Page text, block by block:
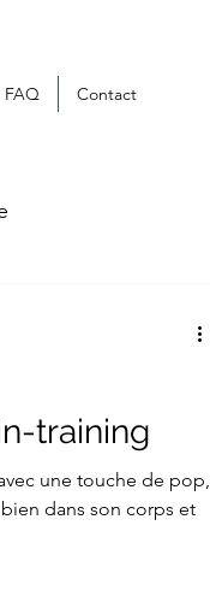
FAQ Contact
training
une touche de pop,
dans son corps et